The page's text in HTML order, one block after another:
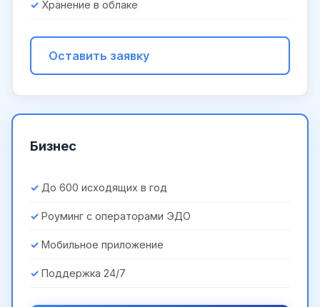
Хранение в облаке
Оставить заявку
Бизнес
До 600 исходящих в год
Роуминг с операторами ЭДО
Мобильное приложение
Поддержка 24/7